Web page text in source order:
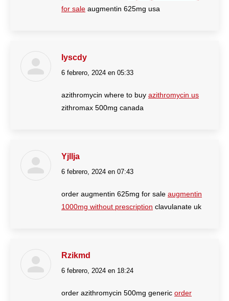
for sale augmentin 625mg usa
Iyscdy
dice:
6 febrero, 2024 en 05:33
azithromycin where to buy azithromycin us
zithromax 500mg canada
Yjllja
dice:
6 febrero, 2024 en 07:43
order augmentin 625mg for sale augmentin
1000mg without prescription clavulanate uk
Rzikmd
dice:
6 febrero, 2024 en 18:24
order azithromycin 500mg generic order